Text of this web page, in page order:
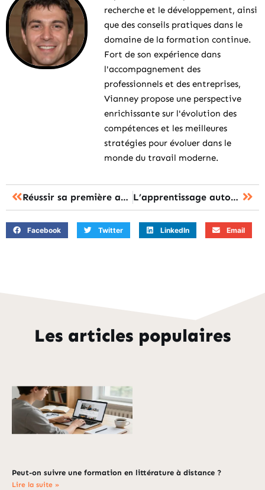
recherche et le développement, ainsi
que des conseils pratiques dans le
domaine de la formation continue.
Fort de son expérience dans
l'accompagnement des
professionnels et des entreprises,
Vianney propose une perspective
enrichissante sur l'évolution des
compétences et les meilleures
stratégies pour évoluer dans le
monde du travail moderne.
Réussir sa première année de médecine L’apprentissage autonome grâce aux ressources pédagogiques
Facebook Twitter LinkedIn Email
Les articles populaires
Peut-on suivre une formation en littérature à distance ?
Lire la suite »